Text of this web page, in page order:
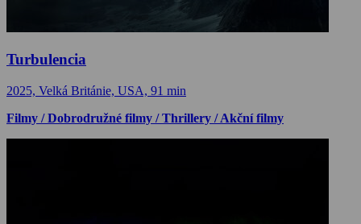
Turbulencia
2025, Velká Británie, USA, 91 min
Filmy / Dobrodružné filmy / Thrillery / Akční filmy